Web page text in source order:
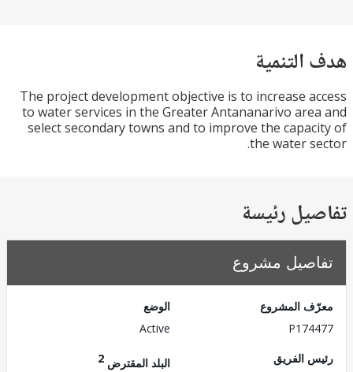
The project development objective is to increase
to water services in the Greater Antananarivo
select secondary towns and to improve the
the water
رئيسة
مشروع
المشروع
الفريق
البلد المقترض